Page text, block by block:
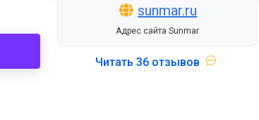
sunmar.ru
Адрес сайта Sunmar
Читать 36 отзывов